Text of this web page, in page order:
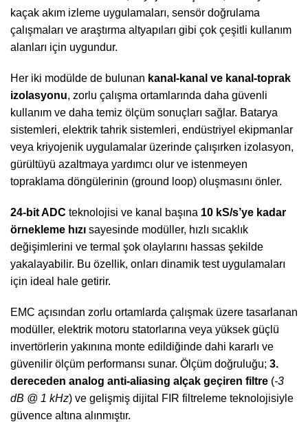
kaçak akım izleme uygulamaları, sensör doğrulama
çalışmaları ve araştırma altyapıları gibi çok çeşitli kullanım
alanları için uygundur.
Her iki modülde de bulunan kanal-kanal ve kanal-toprak
izolasyonu, zorlu çalışma ortamlarında daha güvenli
kullanım ve daha temiz ölçüm sonuçları sağlar. Batarya
sistemleri, elektrik tahrik sistemleri, endüstriyel ekipmanlar
veya kriyojenik uygulamalar üzerinde çalışırken izolasyon,
gürültüyü azaltmaya yardımcı olur ve istenmeyen
topraklama döngülerinin (ground loop) oluşmasını önler.
24-bit ADC teknolojisi ve kanal başına 10 kS/s’ye kadar
örnekleme hızı sayesinde modüller, hızlı sıcaklık
değişimlerini ve termal şok olaylarını hassas şekilde
yakalayabilir. Bu özellik, onları dinamik test uygulamaları
için ideal hale getirir.
EMC açısından zorlu ortamlarda çalışmak üzere tasarlanan
modüller, elektrik motoru statorlarına veya yüksek güçlü
invertörlerin yakınına monte edildiğinde dahi kararlı ve
güvenilir ölçüm performansı sunar. Ölçüm doğruluğu; 3.
dereceden analog anti-aliasing alçak geçiren filtre (-3
dB @ 1 kHz) ve gelişmiş dijital FIR filtreleme teknolojisiyle
güvence altına alınmıştır.